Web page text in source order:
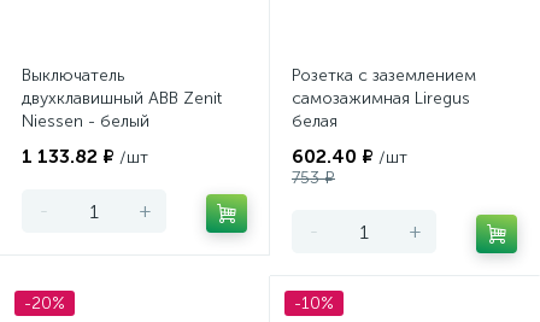
Выключатель
двухклавишный ABB Zenit
Niessen - белый
1 133.82 ₽ /шт
- +
Розетка с заземлением
самозажимная Liregus
белая
602.40 ₽ /шт
753 ₽
- +
-20% -10%